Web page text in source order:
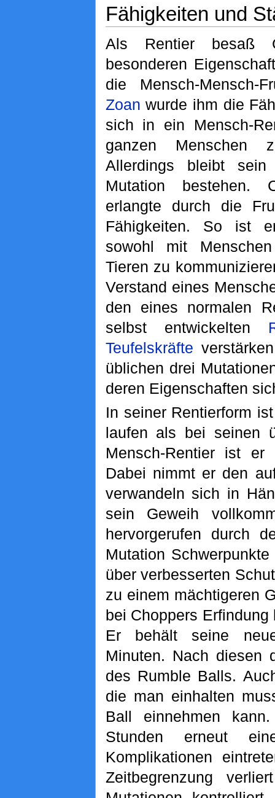
Fähigkeiten und
Als Rentier besaß
besonderen
die Mensch-Mensch-
Zoan wurde ihm die
sich in ein Mensch-
ganzen Menschen
Allerdings bleibt
Mutation bestehen.
erlangte durch die
Fähigkeiten. So ist
sowohl mit
Tieren zu
Verstand eines
den eines normalen
selbst entwickelten
Teufelskräfte
üblichen drei
deren Eigenschaften
In seiner Rentierform
laufen als bei seinen
Mensch-Rentier ist
Dabei nimmt er den
verwandeln sich in
sein Geweih
hervorgerufen durch
Mutation
über verbesserten
zu einem mächtigeren
bei Choppers
Er behält seine
Minuten. Nach diesen
des Rumble Balls.
die man einhalten
Ball einnehmen
Stunden erneut
Komplikationen
Zeitbegrenzung